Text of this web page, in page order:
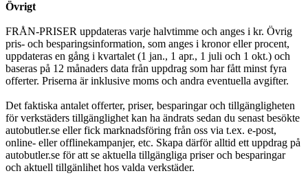
Övrigt
FRÅN-PRISER uppdateras varje halvtimme och anges i kr. Övrig
pris- och besparingsinformation, som anges i kronor eller procent,
uppdateras en gång i kvartalet (1 jan., 1 apr., 1 juli och 1 okt.) och
baseras på 12 månaders data från uppdrag som har fått minst fyra
offerter. Priserna är inklusive moms och andra eventuella avgifter.
Det faktiska antalet offerter, priser, besparingar och tillgängligheten
för verkstäders tillgänglighet kan ha ändrats sedan du senast besökte
autobutler.se eller fick marknadsföring från oss via t.ex. e-post,
online- eller offlinekampanjer, etc. Skapa därför alltid ett uppdrag på
autobutler.se för att se aktuella tillgängliga priser och besparingar
och aktuell tillgänlihet hos valda verkstäder.